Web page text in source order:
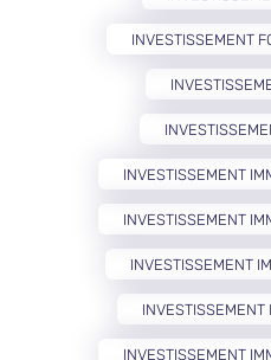
INVESTISSEMENT
INVESTISSEMENT
INVESTISSEMENT
INVESTISSEMENT
INVESTISSEMENT
INVESTISSEMENT